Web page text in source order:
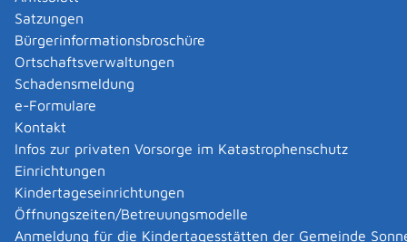
Satzungen
Bürgerinformationsbroschüre
Ortschaftsverwaltungen
Schadensmeldung
e-Formulare
Kontakt
Infos zur privaten Vorsorge im Katastrophenschutz
Einrichtungen
Kindertageseinrichtungen
Öffnungszeiten/Betreuungsmodelle
Anmeldung für die Kindertagesstätten der Gemeinde
Zurück zur Suche
Zurück zur Suche
||